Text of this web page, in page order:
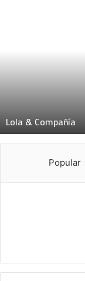
ñ
í
Lola & Compañía
Popular